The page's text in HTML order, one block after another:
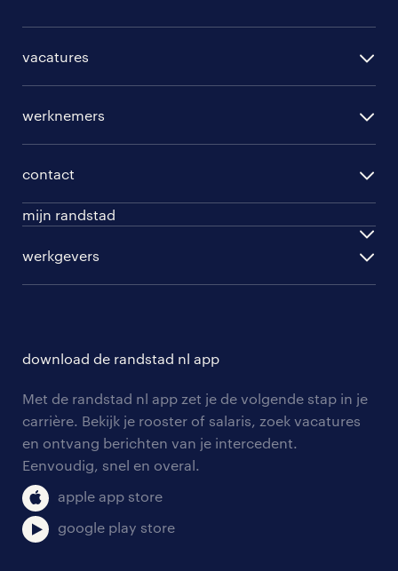
vacatures
per vakgebied
per topwerkgever
werknemers
english speakers
work for ukraine
contact
werknemers
werkgevers
mijn randstad
werkgevers
algemene voorwaarden
download de randstad nl app
Met de randstad nl app zet je de volgende stap in je
carrière. Bekijk je rooster of salaris, zoek vacatures
en ontvang berichten van je intercedent.
Eenvoudig, snel en overal.
apple app store
google play store